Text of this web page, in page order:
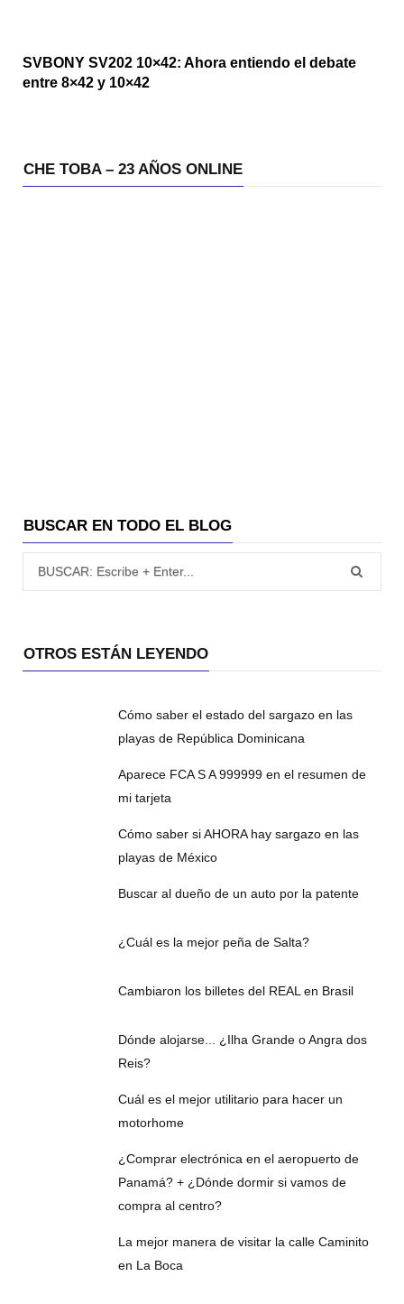
SVBONY SV202 10×42: Ahora entiendo el debate
entre 8×42 y 10×42
CHE TOBA – 23 AÑOS ONLINE
BUSCAR EN TODO EL BLOG
OTROS ESTÁN LEYENDO
Cómo saber el estado del sargazo en las
playas de República Dominicana
Aparece FCA S A 999999 en el resumen de
mi tarjeta
Cómo saber si AHORA hay sargazo en las
playas de México
Buscar al dueño de un auto por la patente
¿Cuál es la mejor peña de Salta?
Cambiaron los billetes del REAL en Brasil
Dónde alojarse... ¿Ilha Grande o Angra dos
Reis?
Cuál es el mejor utilitario para hacer un
motorhome
¿Comprar electrónica en el aeropuerto de
Panamá? + ¿Dónde dormir si vamos de
compra al centro?
La mejor manera de visitar la calle Caminito
en La Boca